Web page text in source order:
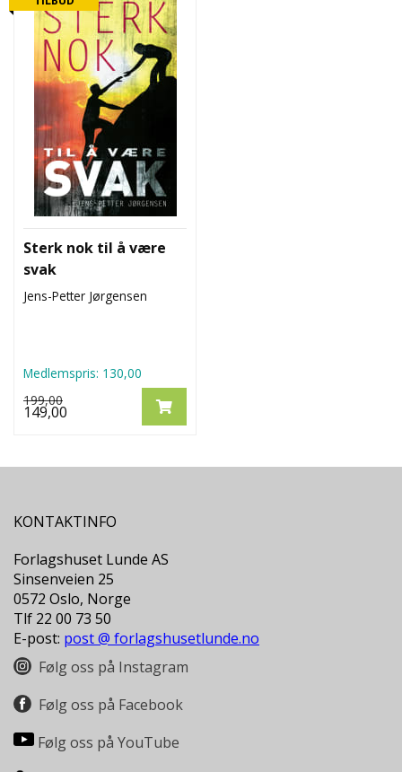
Sterk nok til å være
svak
Jens-Petter Jørgensen
Medlemspris: 130,00
199,00
149,00
KONTAKTINFO
Forlagshuset Lunde AS
Sinsenveien 25
0572 Oslo, Norge
Tlf 22 00 73 50
E-post: post @ forlagshusetlunde.no
Følg oss på Instagram
Følg oss på Facebook
Følg oss på YouTube